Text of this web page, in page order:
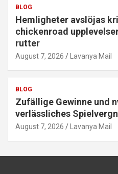
BLOG
Hemligheter avslöjas
chickenroad
rutter
August 7, 2026 Lavanya Mail
BLOG
Zufällige Gewinne und
verlässliches
August 7, 2026 Lavanya Mail